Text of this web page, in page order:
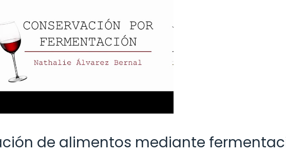
de alimentos mediante